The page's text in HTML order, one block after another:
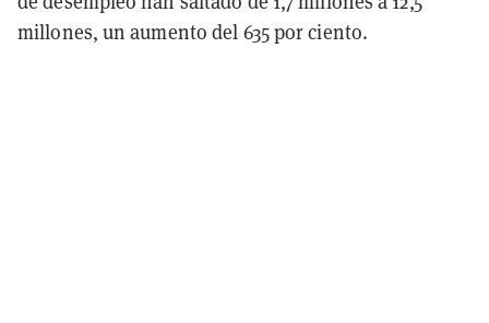
millones, un aumento del 635 por ciento.